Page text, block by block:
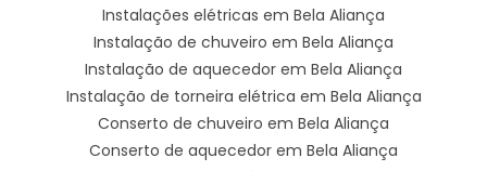
Instalações elétricas em Bela Aliança
Instalação de chuveiro em Bela Aliança
Instalação de aquecedor em Bela Aliança
Instalação de torneira elétrica em Bela Aliança
Conserto de chuveiro em Bela Aliança
Conserto de aquecedor em Bela Aliança